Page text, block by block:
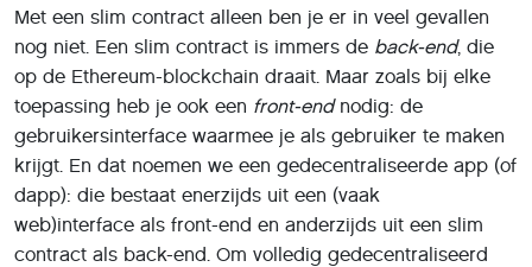
Met een slim contract alleen ben je er in veel gevallen
nog niet. Een slim contract is immers de back-end, die
op de Ethereum-blockchain draait. Maar zoals bij elke
toepassing heb je ook een front-endnodig: de
gebruikersinterface waarmee je als gebruiker te maken
krijgt. En dat noemen we een gedecentraliseerde app (of
dapp): die bestaat enerzijds uit een (vaak
web)interface als front-end en anderzijds uit een slim
contract als back-end. Om volledig gedecentraliseerd